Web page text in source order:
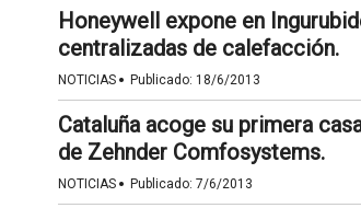
Honeywell expone en
centralizadas de calefacción.
NOTICIAS · Publicado: 18/6/2013
Cataluña acoge su primera
de Zehnder Comfosystems.
NOTICIAS · Publicado: 7/6/2013